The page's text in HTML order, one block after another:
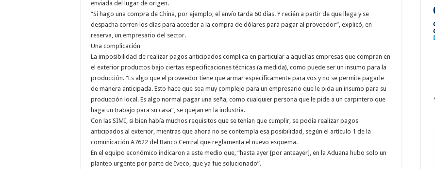
enviada del lugar de origen.
“Si hago una compra de China, por ejemplo, el envío tarda 60 días. Y recién a partir de que llega y se
despacha corren los días para acceder a la compra de dólares para pagar al proveedor”, explicó, en
reserva, un empresario del sector.
Una complicación
La imposibilidad de realizar pagos anticipados complica en particular a aquellas empresas que compran en
el exterior productos bajo ciertas especificaciones técnicas (a medida), como puede ser un insumo para la
producción. “Es algo que el proveedor tiene que armar específicamente para vos y no se permite pagarle
de manera anticipada. Esto hace que sea muy complejo para un empresario que le pida un insumo para su
producción local. Es algo normal pagar una seña, como cualquier persona que le pide a un carpintero que
haga un trabajo para su casa”, se quejan en la industria.
Con las SIMI, si bien había muchos requisitos que se tenían que cumplir, se podía realizar pagos
anticipados al exterior, mientras que ahora no se contempla esa posibilidad, según el artículo 1 de la
comunicación A7622 del Banco Central que reglamenta el nuevo esquema.
En el equipo económico indicaron a este medio que, “hasta ayer [por anteayer], en la Aduana hubo solo un
planteo urgente por parte de Iveco, que ya fue solucionado”.